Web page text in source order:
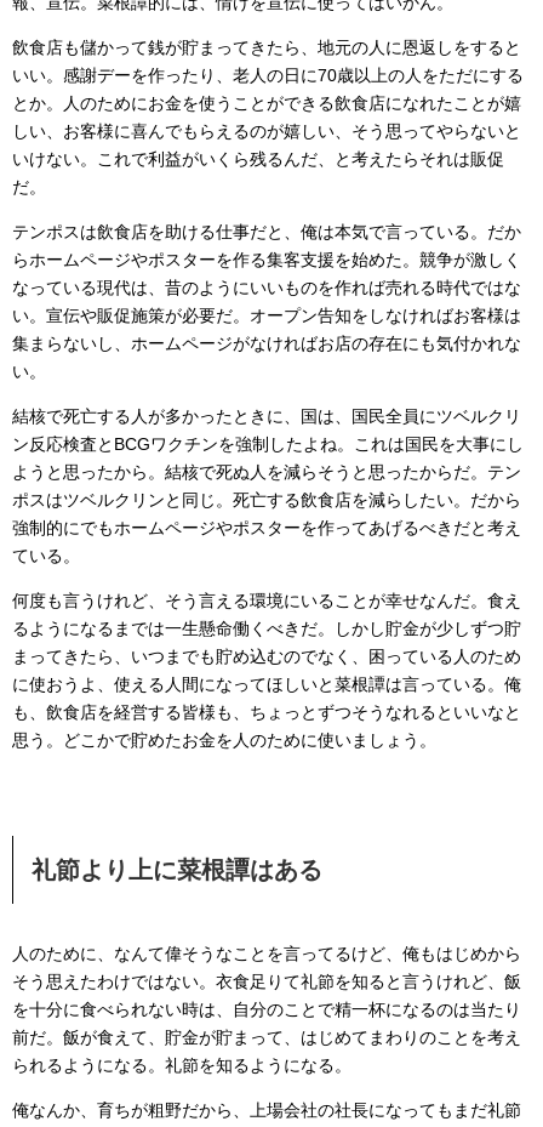
飲食店も儲かって銭が貯まってきたら、地元の人に恩返しをすると
いい。感謝デーを作ったり、老人の日に70歳以上の人をただにする
とか。人のためにお金を使うことができる飲食店になれたことが嬉
しい、お客様に喜んでもらえるのが嬉しい、そう思ってやらないと
いけない。これで利益がいくら残るんだ、と考えたらそれは販促
だ。
テンポスは飲食店を助ける仕事だと、俺は本気で言っている。だか
らホームページやポスターを作る集客支援を始めた。競争が激しく
なっている現代は、昔のようにいいものを作れば売れる時代ではな
い。宣伝や販促施策が必要だ。オープン告知をしなければお客様は
集まらないし、ホームページがなければお店の存在にも気付かれな
い。
結核で死亡する人が多かったときに、国は、国民全員にツベルクリ
ン反応検査とBCGワクチンを強制したよね。これは国民を大事にし
ようと思ったから。結核で死ぬ人を減らそうと思ったからだ。テン
ポスはツベルクリンと同じ。死亡する飲食店を減らしたい。だから
強制的にでもホームページやポスターを作ってあげるべきだと考え
ている。
何度も言うけれど、そう言える環境にいることが幸せなんだ。食え
るようになるまでは一生懸命働くべきだ。しかし貯金が少しずつ貯
まってきたら、いつまでも貯め込むのでなく、困っている人のため
に使おうよ、使える人間になってほしいと菜根譚は言っている。俺
も、飲食店を経営する皆様も、ちょっとずつそうなれるといいなと
思う。どこかで貯めたお金を人のために使いましょう。
礼節より上に菜根譚はある
人のために、なんて偉そうなことを言ってるけど、俺もはじめから
そう思えたわけではない。衣食足りて礼節を知ると言うけれど、飯
を十分に食べられない時は、自分のことで精一杯になるのは当たり
前だ。飯が食えて、貯金が貯まって、はじめてまわりのことを考え
られるようになる。礼節を知るようになる。
俺なんか、育ちが粗野だから、上場会社の社長になってもまだ礼節